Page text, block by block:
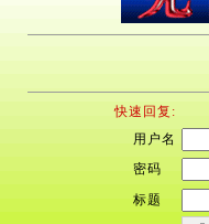
快速回复:
用户名
密码
标题